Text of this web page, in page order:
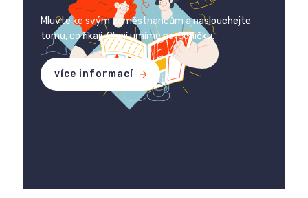
Mluvte ke svým zaměstnancům a naslouchejte
tomu, co říkají. Obojí umíme na jedničku.
více informací